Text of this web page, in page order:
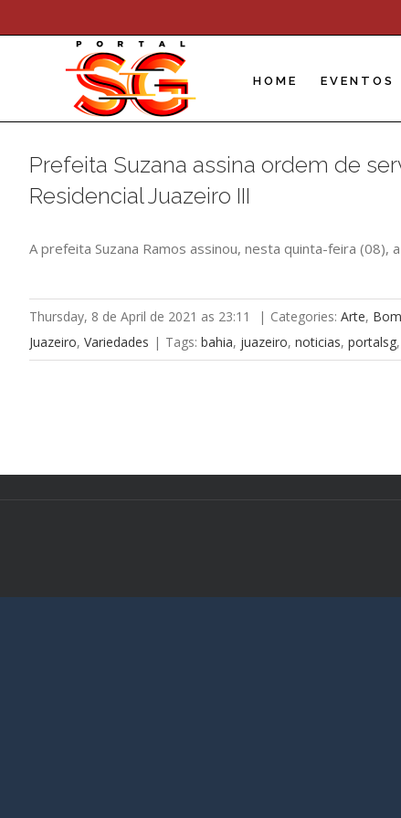
to
HOME EVENTOS
Prefeita Suzana assina ordem de
Residencial Juazeiro III
A prefeita Suzana Ramos assinou, nesta quinta-feira
Thursday, 8 de April de 2021 as 23:11 | Categories: Arte,
Juazeiro, Variedades | Tags: bahia, juazeiro, noticias, portalsg,